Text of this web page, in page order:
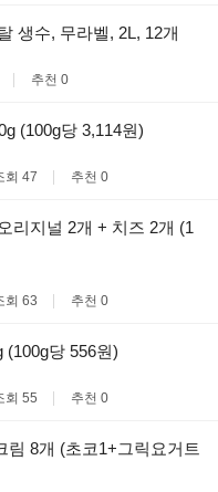
생수, 무라벨, 2L, 12개
추천 0
(100g당 3,114원)
회 47 추천 0
리지널 2개 + 치즈 2개 (1
회 63 추천 0
(100g당 556원)
회 55 추천 0
림 8개 (초코1+그릭요거트